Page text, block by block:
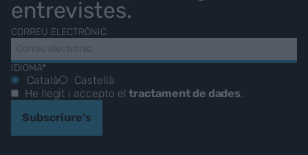
entrevistes.
CORREU ELECTRÒNIC
IDIOMA*
Català
Castellà
He llegit i accepto eltractament de dades.
Subscriure's